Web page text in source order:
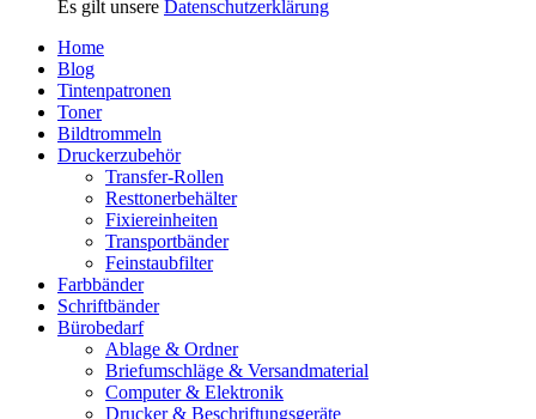
Es gilt unsere Datenschutzerklärung
Home
Blog
Tintenpatronen
Toner
Bildtrommeln
Druckerzubehör
Transfer-Rollen
Resttonerbehälter
Fixiereinheiten
Transportbänder
Feinstaubfilter
Farbbänder
Schriftbänder
Bürobedarf
Ablage & Ordner
Briefumschläge & Versandmaterial
Computer & Elektronik
Drucker & Beschriftungsgeräte